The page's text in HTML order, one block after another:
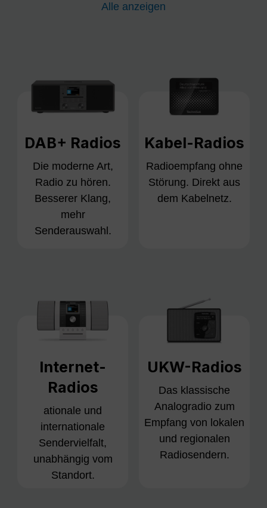
Alle anzeigen
DAB+ Radios
Die moderne Art,
Radio zu hören.
Besserer Klang,
mehr
Senderauswahl.
Kabel-Radios
Radioempfang ohne
Störung. Direkt aus
dem Kabelnetz.
Internet-
Radios
ationale und
internationale
Sendervielfalt,
unabhängig vom
Standort.
UKW-Radios
Das klassische
Analogradio zum
Empfang von lokalen
und regionalen
Radiosendern.